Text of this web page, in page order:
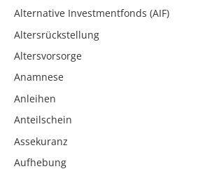
Alternative Investmentfonds (AIF)
Altersrückstellung
Altersvorsorge
Anamnese
Anleihen
Anteilschein
Assekuranz
Aufhebung